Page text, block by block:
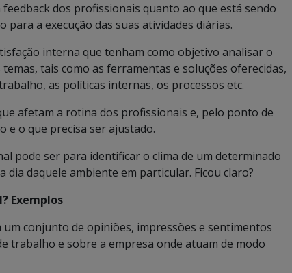
dos profissionais quanto ao que está sendo
a execução das suas atividades diárias.
interna que tenham como objetivo analisar o
tais como as ferramentas e soluções oferecidas,
as políticas internas, os processos etc.
afetam a rotina dos profissionais e, pelo ponto de
e o que precisa ser ajustado.
pode ser para identificar o clima de um determinado
daquele ambiente em particular. Ficou claro?
Exemplos
conjunto de opiniões, impressões e sentimentos
trabalho e sobre a empresa onde atuam de modo